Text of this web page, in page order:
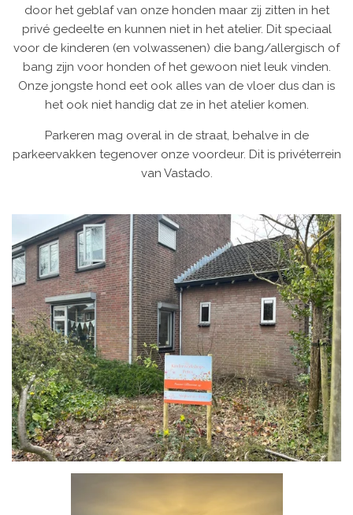
door het geblaf van onze honden maar zij zitten in het
privé gedeelte en kunnen niet in het atelier. Dit speciaal
voor de kinderen (en volwassenen) die bang/allergisch of
bang zijn voor honden of het gewoon niet leuk vinden.
Onze jongste hond eet ook alles van de vloer dus dan is
het ook niet handig dat ze in het atelier komen.
Parkeren mag overal in de straat, behalve in de
parkeervakken tegenover onze voordeur. Dit is privéterrein
van Vastado.